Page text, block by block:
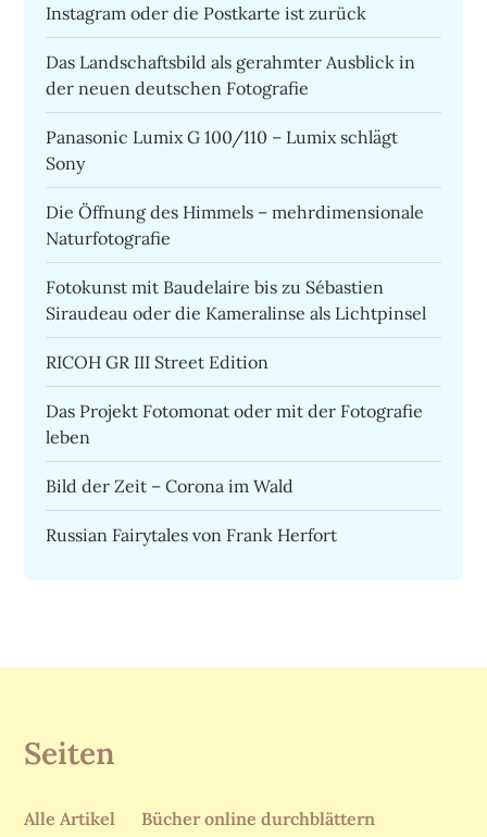
Instagram oder die Postkarte ist zurück
Das Landschaftsbild als gerahmter Ausblick in
der neuen deutschen Fotografie
Panasonic Lumix G 100/110 – Lumix schlägt
Sony
Die Öffnung des Himmels – mehrdimensionale
Naturfotografie
Fotokunst mit Baudelaire bis zu Sébastien
Siraudeau oder die Kameralinse als Lichtpinsel
RICOH GR III Street Edition
Das Projekt Fotomonat oder mit der Fotografie
leben
Bild der Zeit – Corona im Wald
Russian Fairytales von Frank Herfort
Seiten
Alle Artikel Bücher online durchblättern